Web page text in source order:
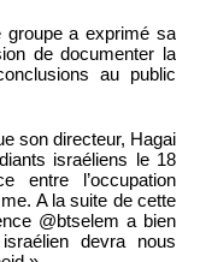
groupe a exprimé sa
de documenter la
au public
son directeur, Hagai
israéliens le 18
entre l’occupation
A la suite de cette
@btselem a bien
devra nous